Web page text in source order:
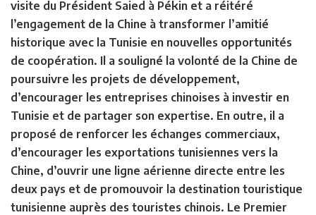
visite du Président Saied à Pékin et a réitéré
l’engagement de la Chine à transformer l’amitié
historique avec la Tunisie en nouvelles opportunités
de coopération. Il a souligné la volonté de la Chine de
poursuivre les projets de développement,
d’encourager les entreprises chinoises à investir en
Tunisie et de partager son expertise. En outre, il a
proposé de renforcer les échanges commerciaux,
d’encourager les exportations tunisiennes vers la
Chine, d’ouvrir une ligne aérienne directe entre les
deux pays et de promouvoir la destination touristique
tunisienne auprès des touristes chinois. Le Premier